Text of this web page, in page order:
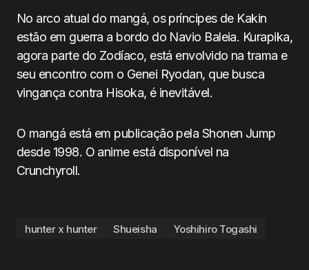
No arco atual do mangá, os príncipes de Kakin
estão em guerra a bordo do Navio Baleia. Kurapika,
agora parte do Zodíaco, está envolvido na trama e
seu encontro com o Genei Ryodan, que busca
vingança contra Hisoka, é inevitável.
O mangá está em publicação pela Shonen Jump
desde 1998. O anime está disponível na
Crunchyroll.
hunter x hunter Shueisha Yoshihiro Togashi